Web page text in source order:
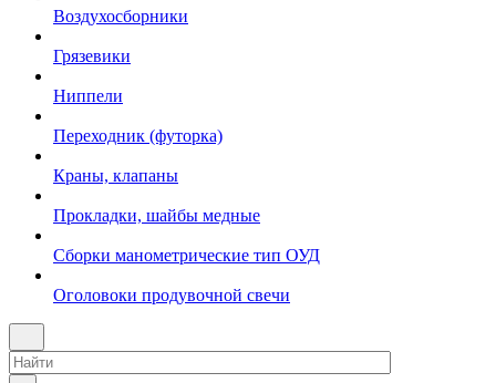
Воздухосборники
Грязевики
Ниппели
Переходник (футорка)
Краны, клапаны
Прокладки, шайбы медные
Сборки манометрические тип ОУД
Оголовоки продувочной свечи